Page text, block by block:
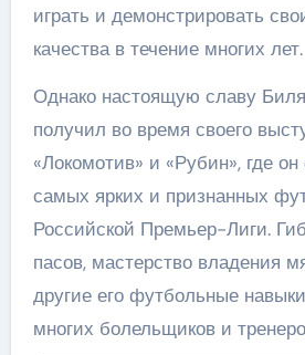
играть и демонстрировать
качества в течение многих лет.
Однако настоящую славу
получил во время своего
«Локомотив» и «Рубин», где
самых ярких и признанных
Российской Премьер-Лиги.
пасов, мастерство владения
другие его футбольные
многих болельщиков и